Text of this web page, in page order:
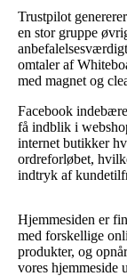
Trustpilot
en stor gruppe
omtaler af
med magnet og
Facebook
få indblik i
internet butikker
ordreforløbet,
indtryk af
Hjemmesiden er
med forskellige
produkter, og
vores hjemmeside